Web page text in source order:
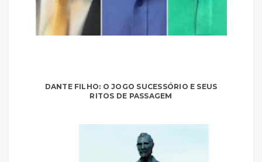
DANTE FILHO: O JOGO SUCESSÓRIO E SEUS
RITOS DE PASSAGEM